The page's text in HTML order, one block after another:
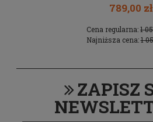
789,00 zł
Cena regularna:1
Najniższa cena:1
ZAPISZ